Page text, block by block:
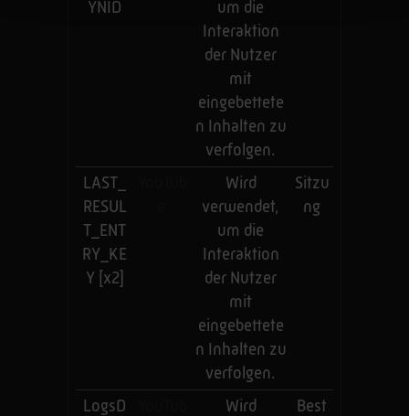
YNID
um die
Interaktion
der Nutzer
mit
eingebettete
n Inhalten zu
verfolgen.
LAST_
RESUL
T_ENT
RY_KE
Y [x2]
Wird
verwendet,
um die
Interaktion
der Nutzer
mit
eingebettete
n Inhalten zu
verfolgen.
Sitzu
ng
LogsD
Wird
Best